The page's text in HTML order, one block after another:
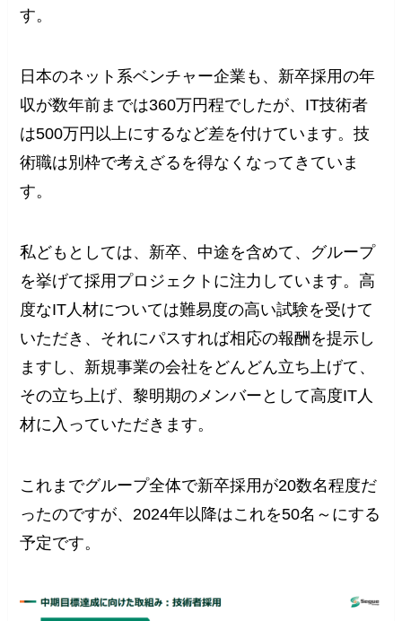
す。
日本のネット系ベンチャー企業も、新卒採用の年
収が数年前までは360万円程でしたが、IT技術者
は500万円以上にするなど差を付けています。技
術職は別枠で考えざるを得なくなってきていま
す。
私どもとしては、新卒、中途を含めて、グループ
を挙げて採用プロジェクトに注力しています。高
度なIT人材については難易度の高い試験を受けて
いただき、それにパスすれば相応の報酬を提示し
ますし、新規事業の会社をどんどん立ち上げて、
その立ち上げ、黎明期のメンバーとして高度IT人
材に入っていただきます。
これまでグループ全体で新卒採用が20数名程度だ
ったのですが、2024年以降はこれを50名～にする
予定です。